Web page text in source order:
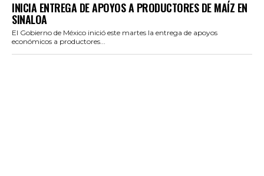
INICIA ENTREGA DE APOYOS A PRODUCTORES DE MAÍZ EN
SINALOA
El Gobierno de México inició este martes la entrega de apoyos
económicos a productores...